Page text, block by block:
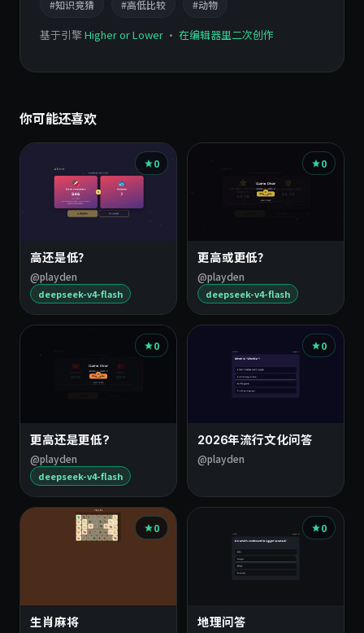
#知识竞猜 #高低比较 #动物
基于引擎Higher or Lower · 在编辑器里二次创作
你可能还喜欢
0
高还是低？
@playden
deepseek-v4-flash
0
更高或更低？
@playden
deepseek-v4-flash
0
更高还是更低?
@playden
deepseek-v4-flash
0
2026年流行文化问答
@playden
0
生肖麻将
0
地理问答